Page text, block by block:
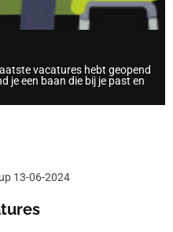
vacatures hebt geopend
je een baan die bij je past en
13-06-2024